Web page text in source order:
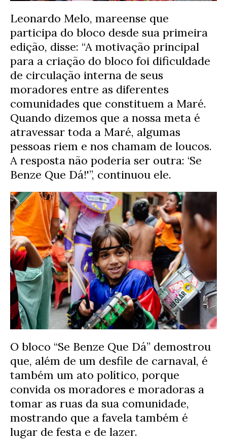
Leonardo Melo, mareense que
participa do bloco desde sua primeira
edição, disse: “A motivação principal
para a criação do bloco foi dificuldade
de circulação interna de seus
moradores entre as diferentes
comunidades que constituem a Maré.
Quando dizemos que a nossa meta é
atravessar toda a Maré, algumas
pessoas riem e nos chamam de loucos.
A resposta não poderia ser outra: ‘Se
Benze Que Dá!'”, continuou ele.
O bloco “Se Benze Que Dá” demostrou
que, além de um desfile de carnaval, é
também um ato político, porque
convida os moradores e moradoras a
tomar as ruas da sua comunidade,
mostrando que a favela também é
lugar de festa e de lazer.